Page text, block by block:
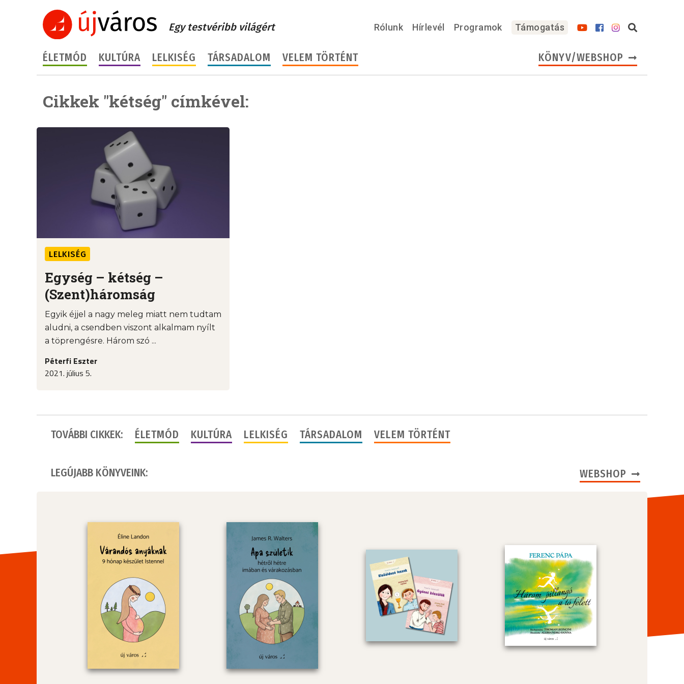
Egy testvéribb világért Rólunk Hírlevél Programok Támogatás
ÉLETMÓD KULTÚRA LELKISÉG TÁRSADALOM VELEM TÖRTÉNT KÖNYV/WEBSHOP
Cikkek "kétség" címkével:
LELKISÉG
Egység – kétség –
(Szent)háromság
Egyik éjjel a nagy meleg miatt nem tudtam
aludni, a csendben viszont alkalmam nyílt
a töprengésre. Három szó ...
Péterfi Eszter
2021. július 5.
TOVÁBBI CIKKEK: ÉLETMÓD KULTÚRA LELKISÉG TÁRSADALOM VELEM TÖRTÉNT
LEGÚJABB KÖNYVEINK: WEBSHOP